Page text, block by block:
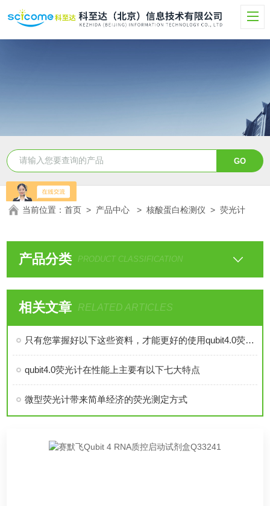
当前位置：首页 > 产品中心 >核酸蛋白检测仪 >荧光计
产品分类 PRODUCT CLASSIFICATION
相关文章 RELATED ARTICLES
只有您掌握好以下这些资料，才能更好的使用qubit4.0荧光计
qubit4.0荧光计在性能上主要有以下七大特点
微型荧光计带来简单经济的荧光测定方式